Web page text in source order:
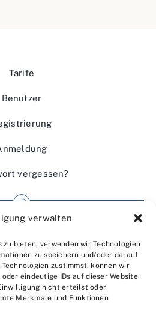
verwalten
zu bieten, verwenden wir Technologien
zu speichern und/oder darauf
zustimmst, können wir
eindeutige IDs auf dieser Website
nicht erteilst oder
Merkmale und Funktionen
Tarife
Benutzer
vergessen?
über uns
Kontakt